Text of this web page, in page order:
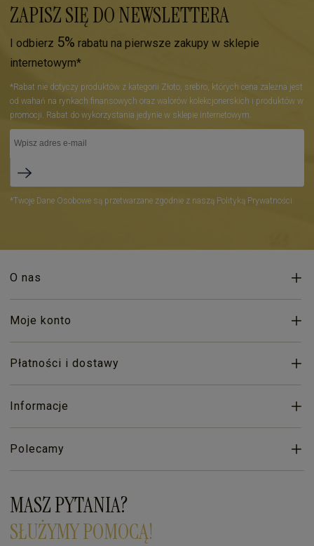
ZAPISZ SIĘ DO NEWSLETTERA
I odbierz 5% rabatu na pierwsze zakupy w sklepie
internetowym*
*Rabat nie dotyczy produktów z kategorii Złoto, srebro, których cena zależna jest
od wahań na rynkach finansowych oraz walorów kolekcjonerskich i produktów w
promocji. Rabat do wykorzystania jedynie w sklepie internetowym.
*Twoje Dane Osobowe są przetwarzane zgodnie z naszą Polityką Prywatności.
O nas
Moje konto
Płatności i dostawy
Informacje
Polecamy
MASZ PYTANIA?
SŁUŻYMY POMOCĄ!